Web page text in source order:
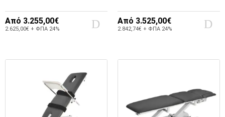
Από 3.255,00€
2.625,00€ + ΦΠΑ 24%
Από 3.525,00€
2.842,74€ + ΦΠΑ 24%